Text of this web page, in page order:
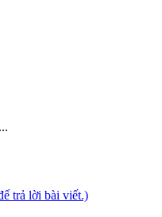
trả lời bài viết.)